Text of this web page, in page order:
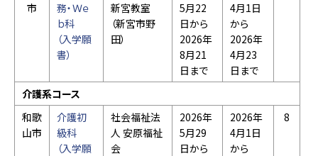
市
務・Ｗｅ
ｂ科
（入学願
書）
新宮教室
（新宮市野
田）
5月22
日から
2026年
8月21
日まで
4月1日
から
2026年
4月23
日まで
介護系コース
和歌
山市
介護初
級科
（入学願
社会福祉法
人 安原福祉
会
2026年
5月29
日から
2026年
4月1日
から
8